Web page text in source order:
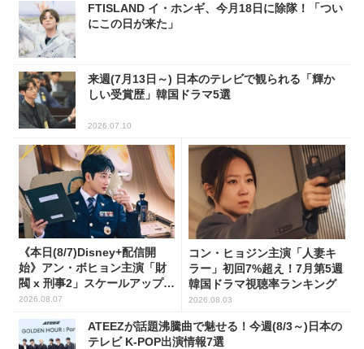
FTISLAND イ・ホンギ、今月18日に除隊！「つい
にこの日が来た」
来週(7月13日～) 日本のテレビで観られる「輝か
しい受賞歴」韓国ドラマ5選
2026.07.10
《本日(8/7)Disney+配信開
始》アン・ボヒョン主演「財
閥 x 刑事2」スケールアップし
たFLEX捜査に注目
2026.08.07
コン・ヒョジン主演「人妻キ
ラー」初回7%超え！7月第5週
韓国ドラマ視聴率ランキング
2026.08.03
ATEEZが話題沸騰曲で魅せる！今週(8/3～)日本の
テレビ K-POP出演情報7選